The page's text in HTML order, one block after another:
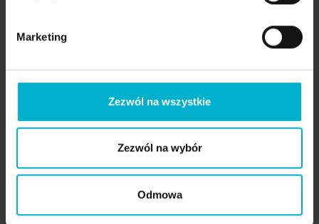
Marketing
Zezwól na wszystkie
Zezwól na wybór
Odmowa
Nowy Uśmiech w 1 Dzień i Życie Bez
Dzień Dobry TVN
czerwiec 2026
Żółte zęby: Codzienne nawyki, które
nasilają ten problem i jak im skutecznie
kwiecień 2026